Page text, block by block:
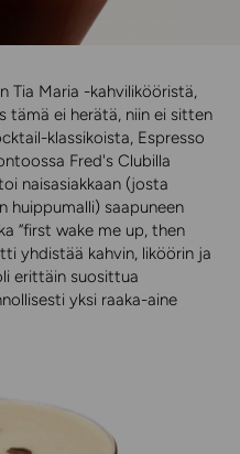
Tia Maria -kahvilikööristä,
tämä ei herätä, niin ei sitten
klassikoista, Espresso
Fred's Clubilla
naisasiakkaan (josta
huippumalli) saapuneen
”first wake me up, then
yhdistää kahvin, liköörin ja
erittäin suosittua
yksi raaka-aine